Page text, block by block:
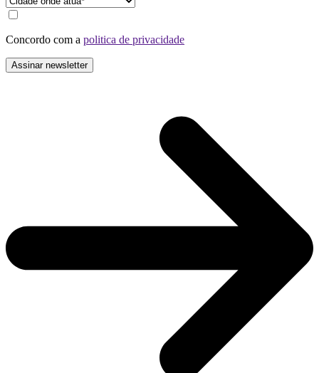
Concordo com a politica de privacidade